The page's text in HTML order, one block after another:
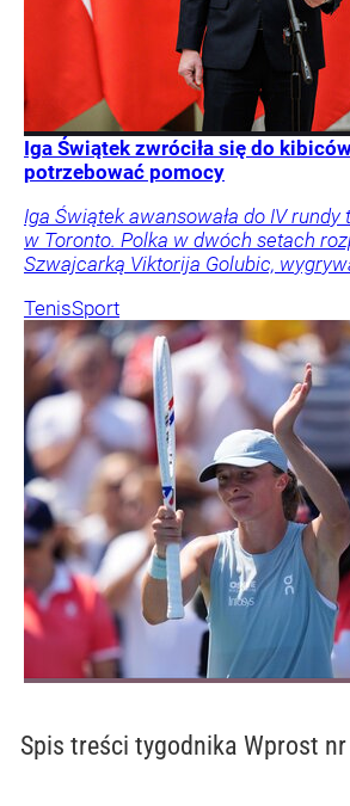
Iga Świątek zwróciła się do
potrzebować pomocy
Iga Świątek awansowała do IV rundy
w Toronto. Polka w dwóch setach
Szwajcarką Viktorija Golubic,
TenisSport
Spis treści tygodnika Wprost